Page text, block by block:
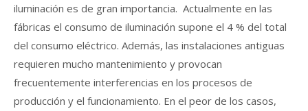
iluminación es de gran importancia. Actualmente en las
fábricas el consumo de iluminación supone el 4 % del total
del consumo eléctrico. Además, las instalaciones antiguas
requieren mucho mantenimiento y provocan
frecuentemente interferencias en los procesos de
producción y el funcionamiento. En el peor de los casos,